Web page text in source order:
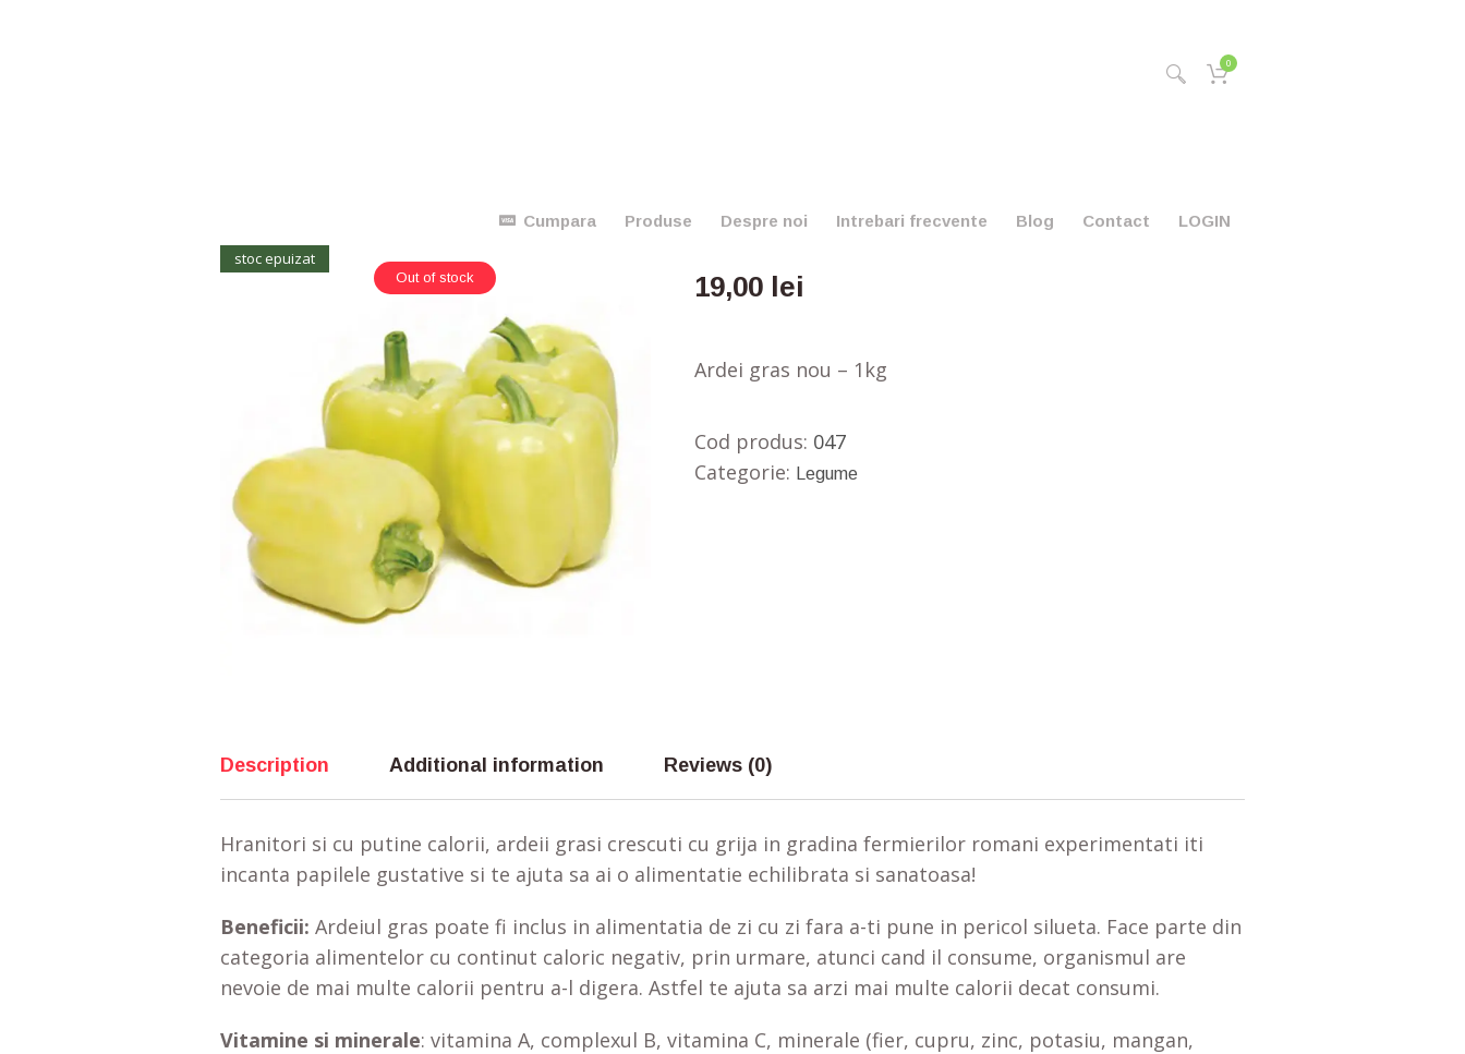
0
Cumpara Produse Despre noi Intrebari frecvente Blog Contact LOGIN
Out of stock
stoc epuizat
Ardei gras
19,00 lei
Ardei gras nou – 1kg
Cod produs: 047
Categorie:
Legume
Description Additional information Reviews (0)
Hranitori si cu putine calorii, ardeii grasi crescuti cu grija in gradina fermierilor romani experimentati iti
incanta papilele gustative si te ajuta sa ai o alimentatie echilibrata si sanatoasa!
Beneficii: Ardeiul gras poate fi inclus in alimentatia de zi cu zi fara a-ti pune in pericol silueta. Face parte din
categoria alimentelor cu continut caloric negativ, prin urmare, atunci cand il consume, organismul are
nevoie de mai multe calorii pentru a-l digera. Astfel te ajuta sa arzi mai multe calorii decat consumi.
Vitamine si minerale: vitamina A, complexul B, vitamina C, minerale (fier, cupru, zinc, potasiu, mangan,